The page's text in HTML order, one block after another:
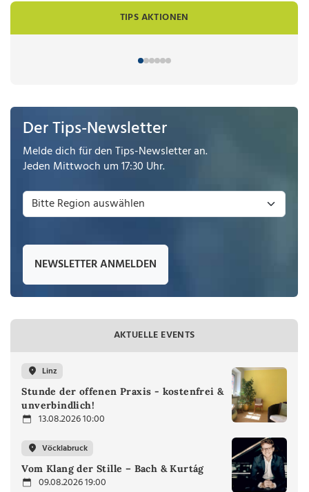
TIPS AKTIONEN
Der Tips-Newsletter
Melde dich für den Tips-Newsletter an.
Jeden Mittwoch um 17:30 Uhr.
NEWSLETTER ANMELDEN
AKTUELLE EVENTS
Linz
Stunde der offenen Praxis - kostenfrei &
unverbindlich!
13.08.2026 10:00
Vöcklabruck
Vom Klang der Stille – Bach & Kurtág
09.08.2026 19:00